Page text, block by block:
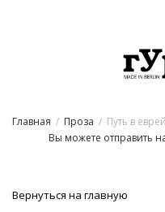
Главная Проза
Путь в
Вы можете отправить
Вернуться на главную